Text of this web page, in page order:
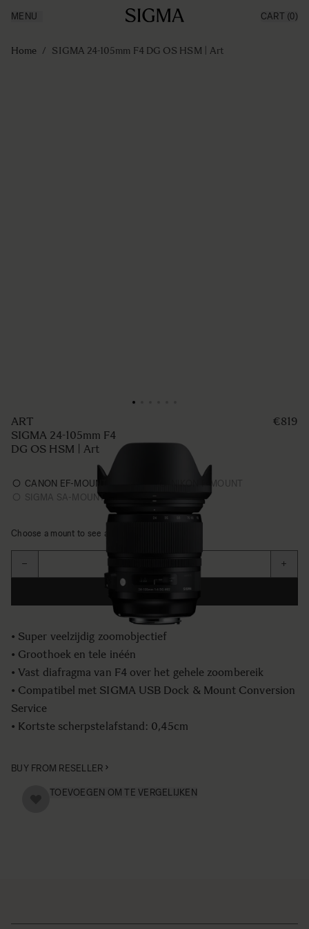
Producten
Inspiratie
MENU CART (0)
Home / SIGMA 24-105mm F4 DG OS HSM | Art
ART
SIGMA 24-105mm F4
DG OS HSM | Art
€819
CANON EF-MOUNT
NIKON F-MOUNT
SIGMA SA-MOUNT
Choose a mount to see availability
− +
IN WINKELWAGEN
• Super veelzijdig zoomobjectief
• Groothoek en tele inéén
• Vast diafragma van F4 over het gehele zoombereik
• Compatibel met SIGMA USB Dock & Mount Conversion
Service
• Kortste scherpstelafstand: 0,45cm
BUY FROM RESELLER
TOEVOEGEN OM TE VERGELIJKEN